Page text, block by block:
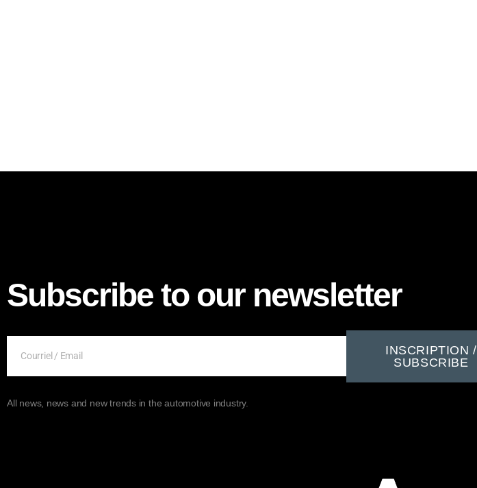
Subscribe to our newsletter
INSCRIPTION /
SUBSCRIBE
All news, news and new trends in the automotive industry.